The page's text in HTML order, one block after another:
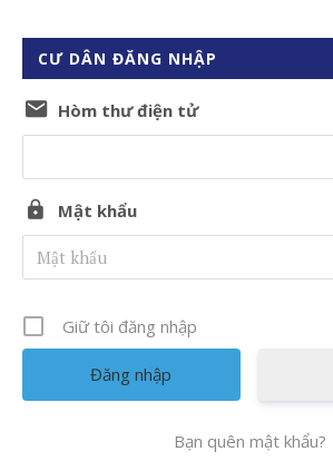
CƯ DÂN ĐĂNG NHẬP
Hòm thư điện tử
Mật khẩu
Giữ tôi đăng nhập
Bạn quên mật khẩu?